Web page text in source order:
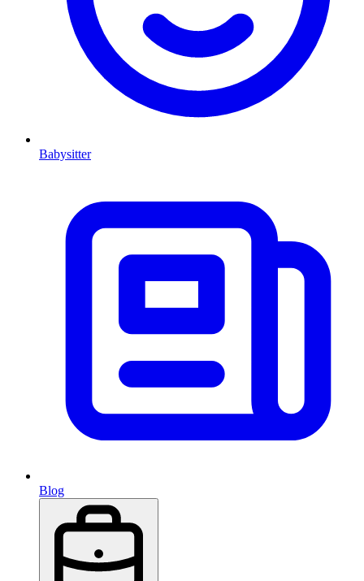
Babysitter
Blog